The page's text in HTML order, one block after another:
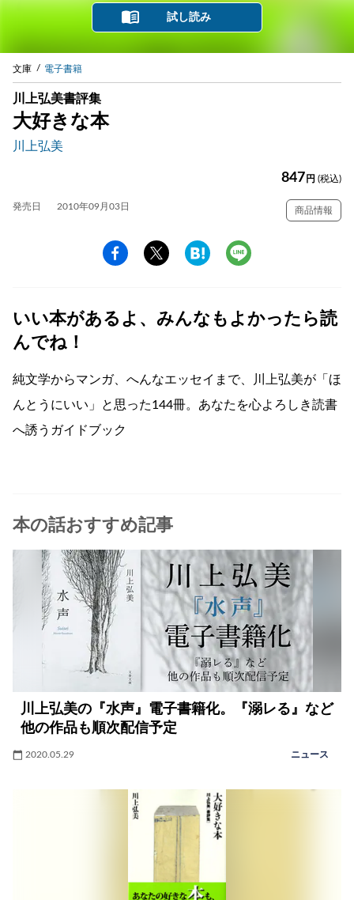
試し読み
文庫 電子書籍
川上弘美書評集
大好きな本
川上弘美
847 円 (税込)
発売日 2010年09月03日 商品情報
いい本があるよ、みんなもよかったら読
んでね！
純文学からマンガ、へんなエッセイまで、川上弘美が「ほ
んとうにいい」と思った144冊。あなたを心よろしき読書
へ誘うガイドブック
本の話おすすめ記事
川上弘美の『水声』電子書籍化。『溺レる』など
他の作品も順次配信予定
2020.05.29 ニュース